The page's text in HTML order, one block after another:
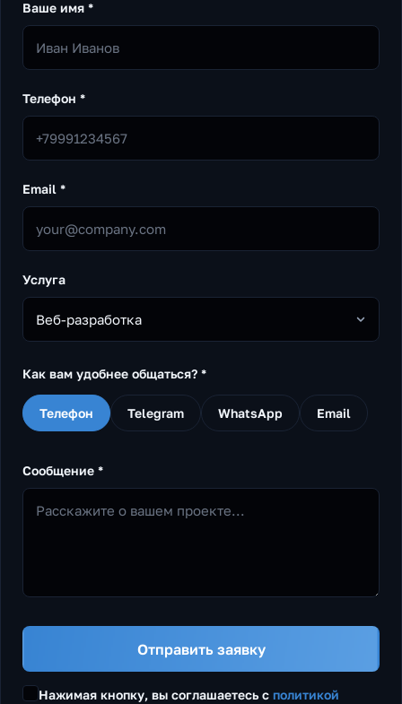
Ваше имя *
Телефон *
Email *
Услуга
Веб-разработка
Как вам удобнее общаться? *
Телефон Telegram WhatsApp Email
Сообщение *
Отправить заявку
Нажимая кнопку, вы соглашаетесь с политикой